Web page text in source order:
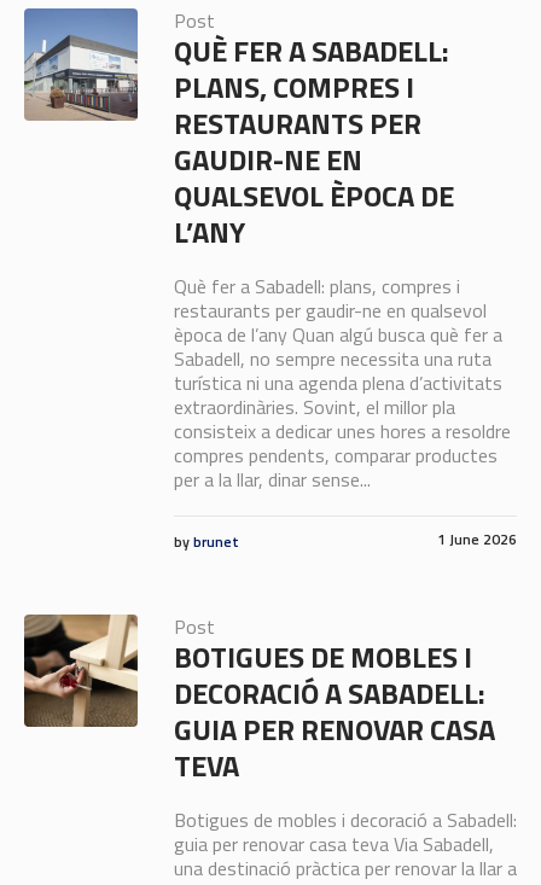
Post
QUÈ FER A SABADELL:
PLANS, COMPRES I
RESTAURANTS PER
GAUDIR-NE EN
QUALSEVOL ÈPOCA DE
L’ANY
Què fer a Sabadell: plans, compres i
restaurants per gaudir-ne en qualsevol
època de l’any Quan algú busca què fer a
Sabadell, no sempre necessita una ruta
turística ni una agenda plena d’activitats
extraordinàries. Sovint, el millor pla
consisteix a dedicar unes hores a resoldre
compres pendents, comparar productes
per a la llar, dinar sense...
1 June 2026
bybrunet
Post
BOTIGUES DE MOBLES I
DECORACIÓ A SABADELL:
GUIA PER RENOVAR CASA
TEVA
Botigues de mobles i decoració a Sabadell:
guia per renovar casa teva Via Sabadell,
una destinació pràctica per renovar la llar a